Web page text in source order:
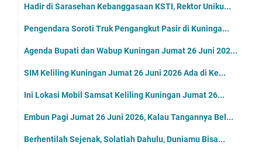
Hadir di Sarasehan Kebanggasaan KSTI, Rektor Uniku...
Pengendara Soroti Truk Pengangkut Pasir di Kuninga...
Agenda Bupati dan Wabup Kuningan Jumat 26 Juni 202...
SIM Keliling Kuningan Jumat 26 Juni 2026 Ada di Ke...
Ini Lokasi Mobil Samsat Keliling Kuningan Jumat 26...
Embun Pagi Jumat 26 Juni 2026, Kalau Tangannya Bel...
Berhentilah Sejenak, Solatlah Dahulu, Duniamu Bisa...